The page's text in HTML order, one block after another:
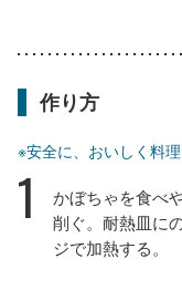
作り方
※安全に、おいしく料
1
かぼちゃを食べ
削ぐ。耐熱皿に
ジで加熱する。